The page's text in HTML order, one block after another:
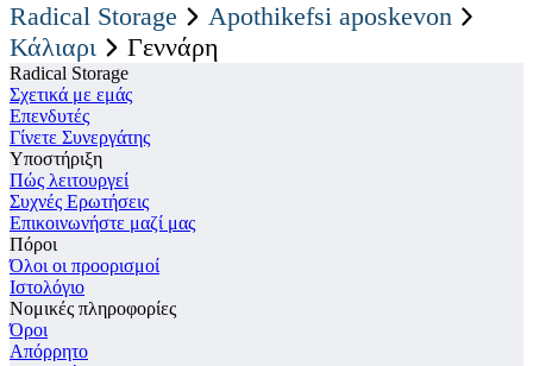
Radical Storage
Apothikefsi aposkevon
Κάλιαρι
Γεννάρη
Radical Storage
Σχετικά με εμάς
Επενδυτές
Γίνετε Συνεργάτης
Υποστήριξη
Πώς λειτουργεί
Συχνές Ερωτήσεις
Επικοινωνήστε μαζί μας
Πόροι
Όλοι οι προορισμοί
Ιστολόγιο
Νομικές πληροφορίες
Όροι
Απόρρητο